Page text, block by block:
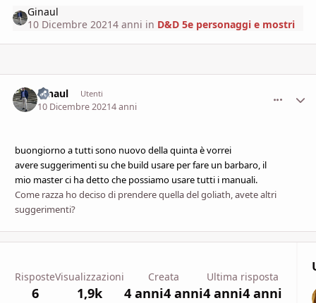
Ginaul
10 Dicembre 20214 anni in D&D 5e personaggi e mostri
Ginaul Utenti
10 Dicembre 20214 anni
buongiornoa tutti sono nuovo della quinta è vorrei
averesuggerimentisu che build usare per fare un barbaro, il
mio master ci ha detto che possiamo usare tutti i manuali.
Come razza ho deciso di prendere quella del goliath, avete altri
suggerimenti?
Risposte
6
Visualizzazioni
1,9k
Creata
4 anni4 anni
Ultima risposta
4 anni4 anni